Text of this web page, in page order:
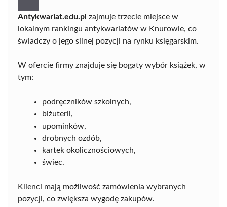
Antykwariat.edu.pl zajmuje trzecie miejsce w
lokalnym rankingu antykwariatów w Knurowie, co
świadczy o jego silnej pozycji na rynku księgarskim.
W ofercie firmy znajduje się bogaty wybór książek, w
tym:
podręczników szkolnych,
biżuterii,
upominków,
drobnych ozdób,
kartek okolicznościowych,
świec.
Klienci mają możliwość zamówienia wybranych
pozycji, co zwiększa wygodę zakupów.